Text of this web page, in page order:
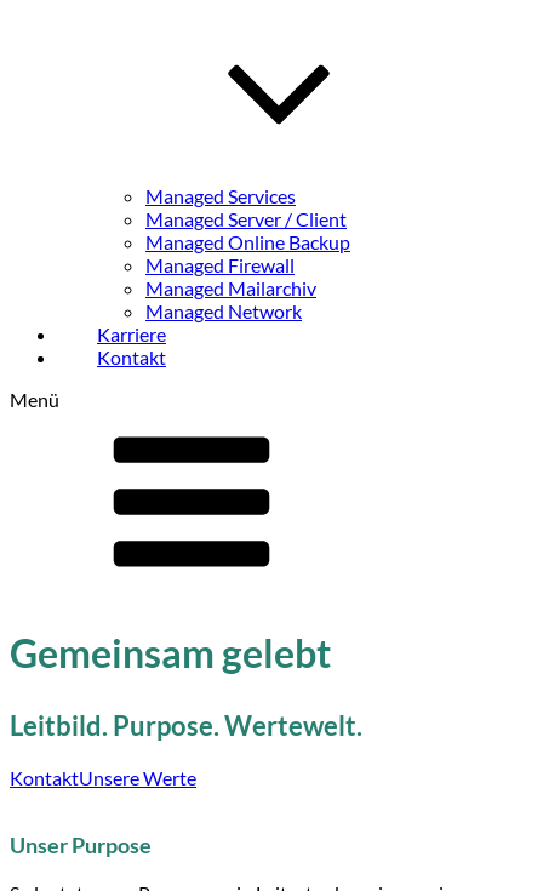
Managed Services
Managed Server / Client
Managed Online Backup
Managed Firewall
Managed Mailarchiv
Managed Network
Karriere
Kontakt
Menü
Gemeinsam gelebt
Leitbild. Purpose. Wertewelt.
KontaktUnsere Werte
Unser Purpose